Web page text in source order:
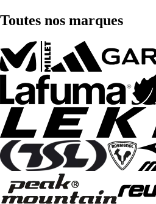
Toutes nos marques